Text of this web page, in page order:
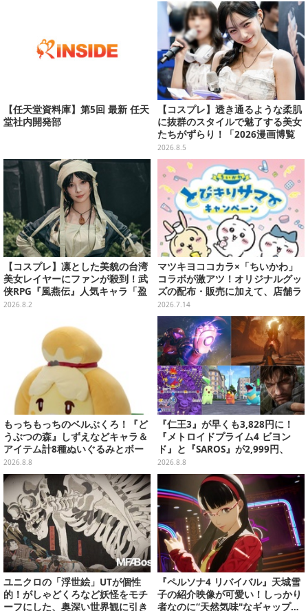
【任天堂資料庫】第5回 最新 任天
堂社内開発部
【コスプレ】透き通るような柔肌
に抜群のスタイルで魅了する美女
たちがずらり！「2026漫画博覧
会」美麗コンパニオンまとめ【画
像39枚】
2026.8.5
【コスプレ】凛とした美貌の台湾
美女レイヤーにファンが殺到！武
侠RPG『風燕伝』人気キャラ「盈
盈」を完璧に再現して会場を沸か
2026.8.2
マツキヨココカラ×「ちいかわ」
コラボが激アツ！オリジナルグッ
ズの配布・販売に加えて、店舗ラ
ッピングや”花火打ち上げ”まで盛
り沢山
2026.7.14
もっちもっちのベルぶくろ！『ど
うぶつの森』しずえなどキャラ＆
アイテム計8種ぬいぐるみとボー
ルチェーン付きマスコットが発売
2026.8.8
『仁王3』が早くも3,828円に！
『メトロイドプライム4 ビヨン
ド』と『SAROS』が2,999円、
『メタルギアソリッド Δ』は2,49
9円─ゲオ店舗＆ストアのゲームセ
ールは8月8日から
2026.8.8
ユニクロの「浮世絵」UTが個性
的！がしゃどくろなど妖怪をモチ
ーフにした、奥深い世界観に引き
『ペルソナ4 リバイバル』天城雪
子の紹介映像が可愛い！しっかり
者なのに“天然気味"なギャップ…